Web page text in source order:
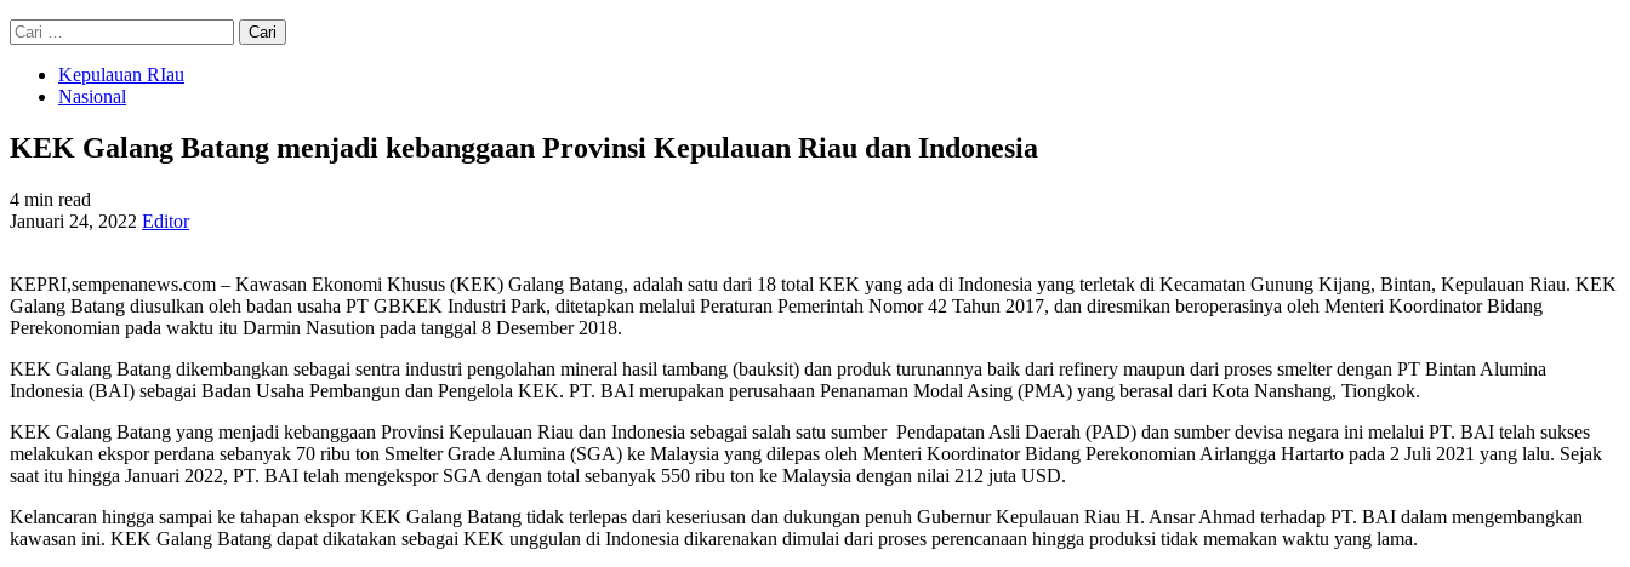
Cari
untuk:
Kepulauan RIau
Nasional
KEK Galang Batang menjadi kebanggaan Provinsi Kepulauan Riau dan Indonesia
4 min read
Januari 24, 2022 Editor
KEPRI,sempenanews.com – Kawasan Ekonomi Khusus (KEK) Galang Batang, adalah satu dari 18 total KEK yang ada di Indonesia yang terletak di Kecamatan Gunung Kijang, Bintan, Kepulauan Riau. KEK
Galang Batang diusulkan oleh badan usaha PT GBKEK Industri Park, ditetapkan melalui Peraturan Pemerintah Nomor 42 Tahun 2017, dan diresmikan beroperasinya oleh Menteri Koordinator Bidang
Perekonomian pada waktu itu Darmin Nasution pada tanggal 8 Desember 2018.
KEK Galang Batang dikembangkan sebagai sentra industri pengolahan mineral hasil tambang (bauksit) dan produk turunannya baik dari refinery maupun dari proses smelter dengan PT Bintan Alumina
Indonesia (BAI) sebagai Badan Usaha Pembangun dan Pengelola KEK. PT. BAI merupakan perusahaan Penanaman Modal Asing (PMA) yang berasal dari Kota Nanshang, Tiongkok.
KEK Galang Batang yang menjadi kebanggaan Provinsi Kepulauan Riau dan Indonesia sebagai salah satu sumber Pendapatan Asli Daerah (PAD) dan sumber devisa negara ini melalui PT. BAI telah sukses
melakukan ekspor perdana sebanyak 70 ribu ton Smelter Grade Alumina (SGA) ke Malaysia yang dilepas oleh Menteri Koordinator Bidang Perekonomian Airlangga Hartarto pada 2 Juli 2021 yang lalu. Sejak
saat itu hingga Januari 2022, PT. BAI telah mengekspor SGA dengan total sebanyak 550 ribu ton ke Malaysia dengan nilai 212 juta USD.
Kelancaran hingga sampai ke tahapan ekspor KEK Galang Batang tidak terlepas dari keseriusan dan dukungan penuh Gubernur Kepulauan Riau H. Ansar Ahmad terhadap PT. BAI dalam mengembangkan
kawasan ini. KEK Galang Batang dapat dikatakan sebagai KEK unggulan di Indonesia dikarenakan dimulai dari proses perencanaan hingga produksi tidak memakan waktu yang lama.